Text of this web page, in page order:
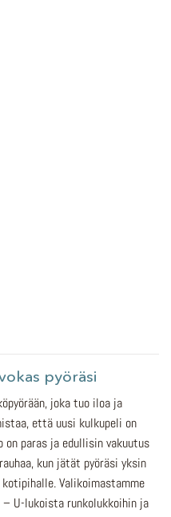
pyöräsi
joka tuo iloa ja
että uusi kulkupeli on
on paras ja edullisin vakuutus
kun jätät pyöräsi yksin
Valikoimastamme
U-lukoista runkolukkoihin ja